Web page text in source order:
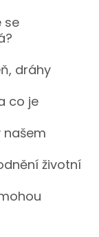
se
dráhy
co je
životní